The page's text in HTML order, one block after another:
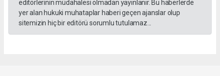
editörlerinin müdahalesi olmadan yayınlanır. Bu haberlerde
yer alan hukuki muhataplar haberi geçen ajanslar olup
sitemizin hiç bir editörü sorumlu tutulamaz...